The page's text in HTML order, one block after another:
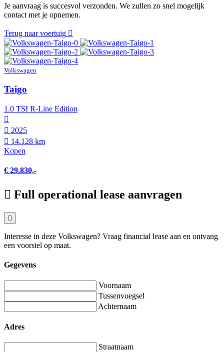
Je aanvraag is succesvol verzonden. We zullen zo snel mogelijk
contact met je opnemen.
Terug naar voertuig
Volkswagen
Taigo
1.0 TSI R-Line Edition
2025
14.128 km
Kopen
€ 29.830,-
Full operational lease aanvragen
Interesse in deze Volkswagen? Vraag financial lease aan en ontvang
een voorstel op maat.
Gegevens
Voornaam
Tussenvoegsel
Achternaam
Adres
Straatnaam